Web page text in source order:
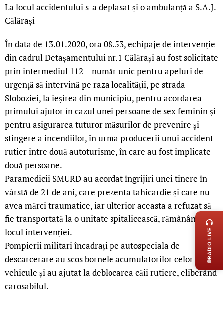
La locul accidentului s-a deplasat și o ambulanță a S.A.J.
Călărași
În data de 13.01.2020, ora 08.53, echipaje de intervenție
din cadrul Detașamentului nr.1 Călărași au fost solicitate
prin intermediul 112 – număr unic pentru apeluri de
urgenţă să intervină pe raza localității, pe strada
Sloboziei, la ieșirea din municipiu, pentru acordarea
primului ajutor în cazul unei persoane de sex feminin şi
pentru asigurarea tuturor măsurilor de prevenire şi
stingere a incendiilor, în urma producerii unui accident
rutier intre două autoturisme, în care au fost implicate
două persoane.
Paramedicii SMURD au acordat îngrijiri unei tinere în
vârstă de 21 de ani, care prezenta tahicardie și care nu
avea mărci traumatice, iar ulterior aceasta a refuzat să
fie transportată la o unitate spitalicească, rămânând la
locul intervenției.
Pompierii militari încadrați pe autospeciala de
descarcerare au scos bornele acumulatorilor celor două
vehicule și au ajutat la deblocarea căii rutiere, eliberând
carosabilul.
LIVE
RADIO LIVE